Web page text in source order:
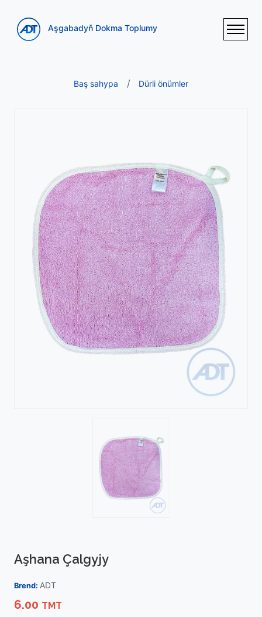
Aşgabadyň Dokma Toplumy
Baş sahypa Dürli önümler
Aşhana Çalgyjy
Brend: ADT
6.00 TMT